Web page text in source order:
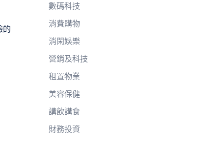
的
數碼科技
消費購物
消閑娛樂
營銷及科技
租置物業
美容保健
講飲講食
財務投資